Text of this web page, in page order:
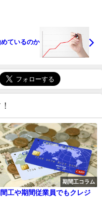
ているのか
期間工コラム
工や期間従業員でもクレジ